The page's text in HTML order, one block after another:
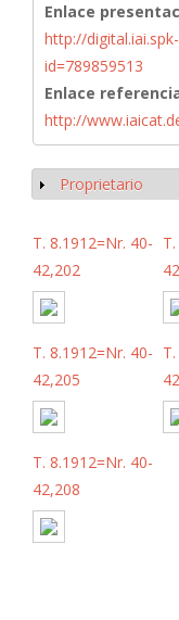
Enlace
http://
id=789859513
Enlace
http://
Mostrar
Proprietario
T. 8.1912=Nr. 40-
42,202
T. 8.1912=Nr. 40-
42,205
T. 8.1912=Nr. 40-
42,208